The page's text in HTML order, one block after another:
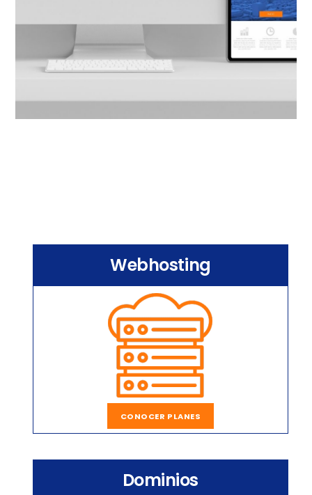
Webhosting
CONOCER PLANES
Dominios